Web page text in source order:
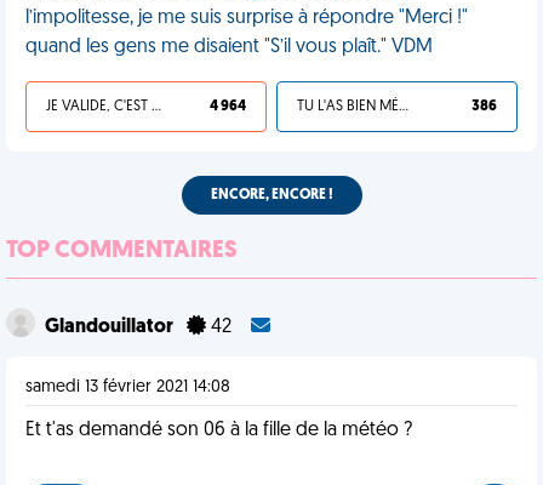
l’impolitesse, je me suis surprise à répondre "Merci !"
quand les gens me disaient "S’il vous plaît." VDM
JE VALIDE, C'EST UNE VDM 4 964 TU L'AS BIEN MÉRITÉ 386
ENCORE, ENCORE !
TOP COMMENTAIRES
Glandouillator 42
samedi 13 février 2021 14:08
Et t'as demandé son 06 à la fille de la météo ?